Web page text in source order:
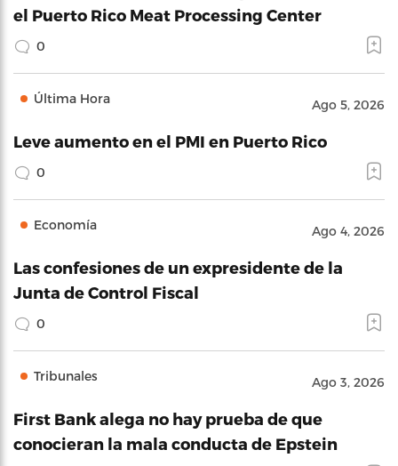
el Puerto Rico Meat Processing Center
0
Última Hora Ago 5, 2026
Leve aumento en el PMI en Puerto Rico
0
Economía Ago 4, 2026
Las confesiones de un expresidente de la
Junta de Control Fiscal
0
Tribunales Ago 3, 2026
First Bank alega no hay prueba de que
conocieran la mala conducta de Epstein